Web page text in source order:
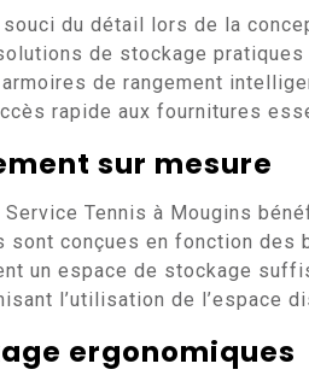
du détail lors de la
de stockage
de rangement
rapide aux fournitures
sur mesure
Tennis à Mougins
sont conçues en fonction
un espace de stockage
l’utilisation de l’espace
ergonomiques